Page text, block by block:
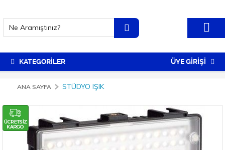
KATEGORİLER ÜYE GİRİŞİ
ANA SAYFA STÜDYO IŞIK